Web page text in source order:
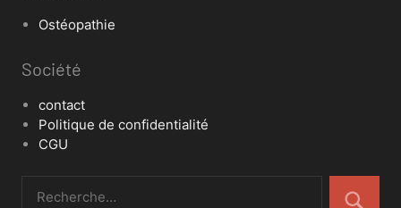
Ostéopathie
Société
contact
Politique de confidentialité
CGU